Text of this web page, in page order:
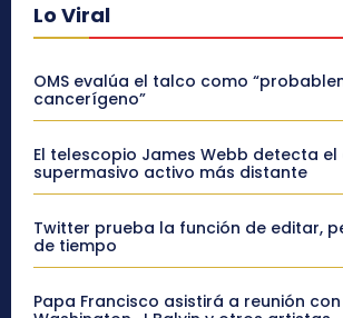
Lo Viral
OMS evalúa el talco como
cancerígeno”
El telescopio James Webb detecta
supermasivo activo más distante
Twitter prueba la función de editar,
de tiempo
Papa Francisco asistirá a reunión con